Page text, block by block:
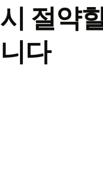
시 절약
니다